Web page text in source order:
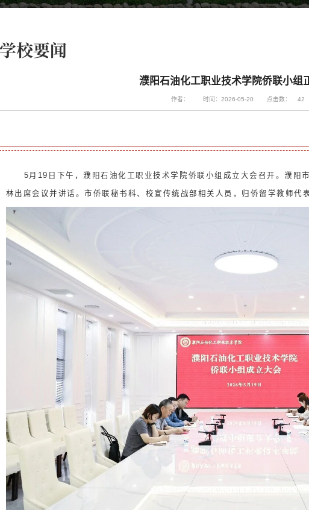
学校要闻
濮阳石油化工职业技术学院侨联小组
作者： 时间：2026-05-20 点击数： 42
5月19日下午，濮阳石油化工职业技术学院侨联小组成立大会召开。濮阳
林出席会议并讲话。市侨联秘书科、校宣传统战部相关人员，归侨留学教师代